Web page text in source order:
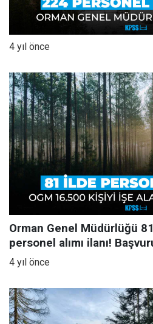
4 yıl önce
Orman Genel Müdürlüğü
personel alımı ilanı!
4 yıl önce